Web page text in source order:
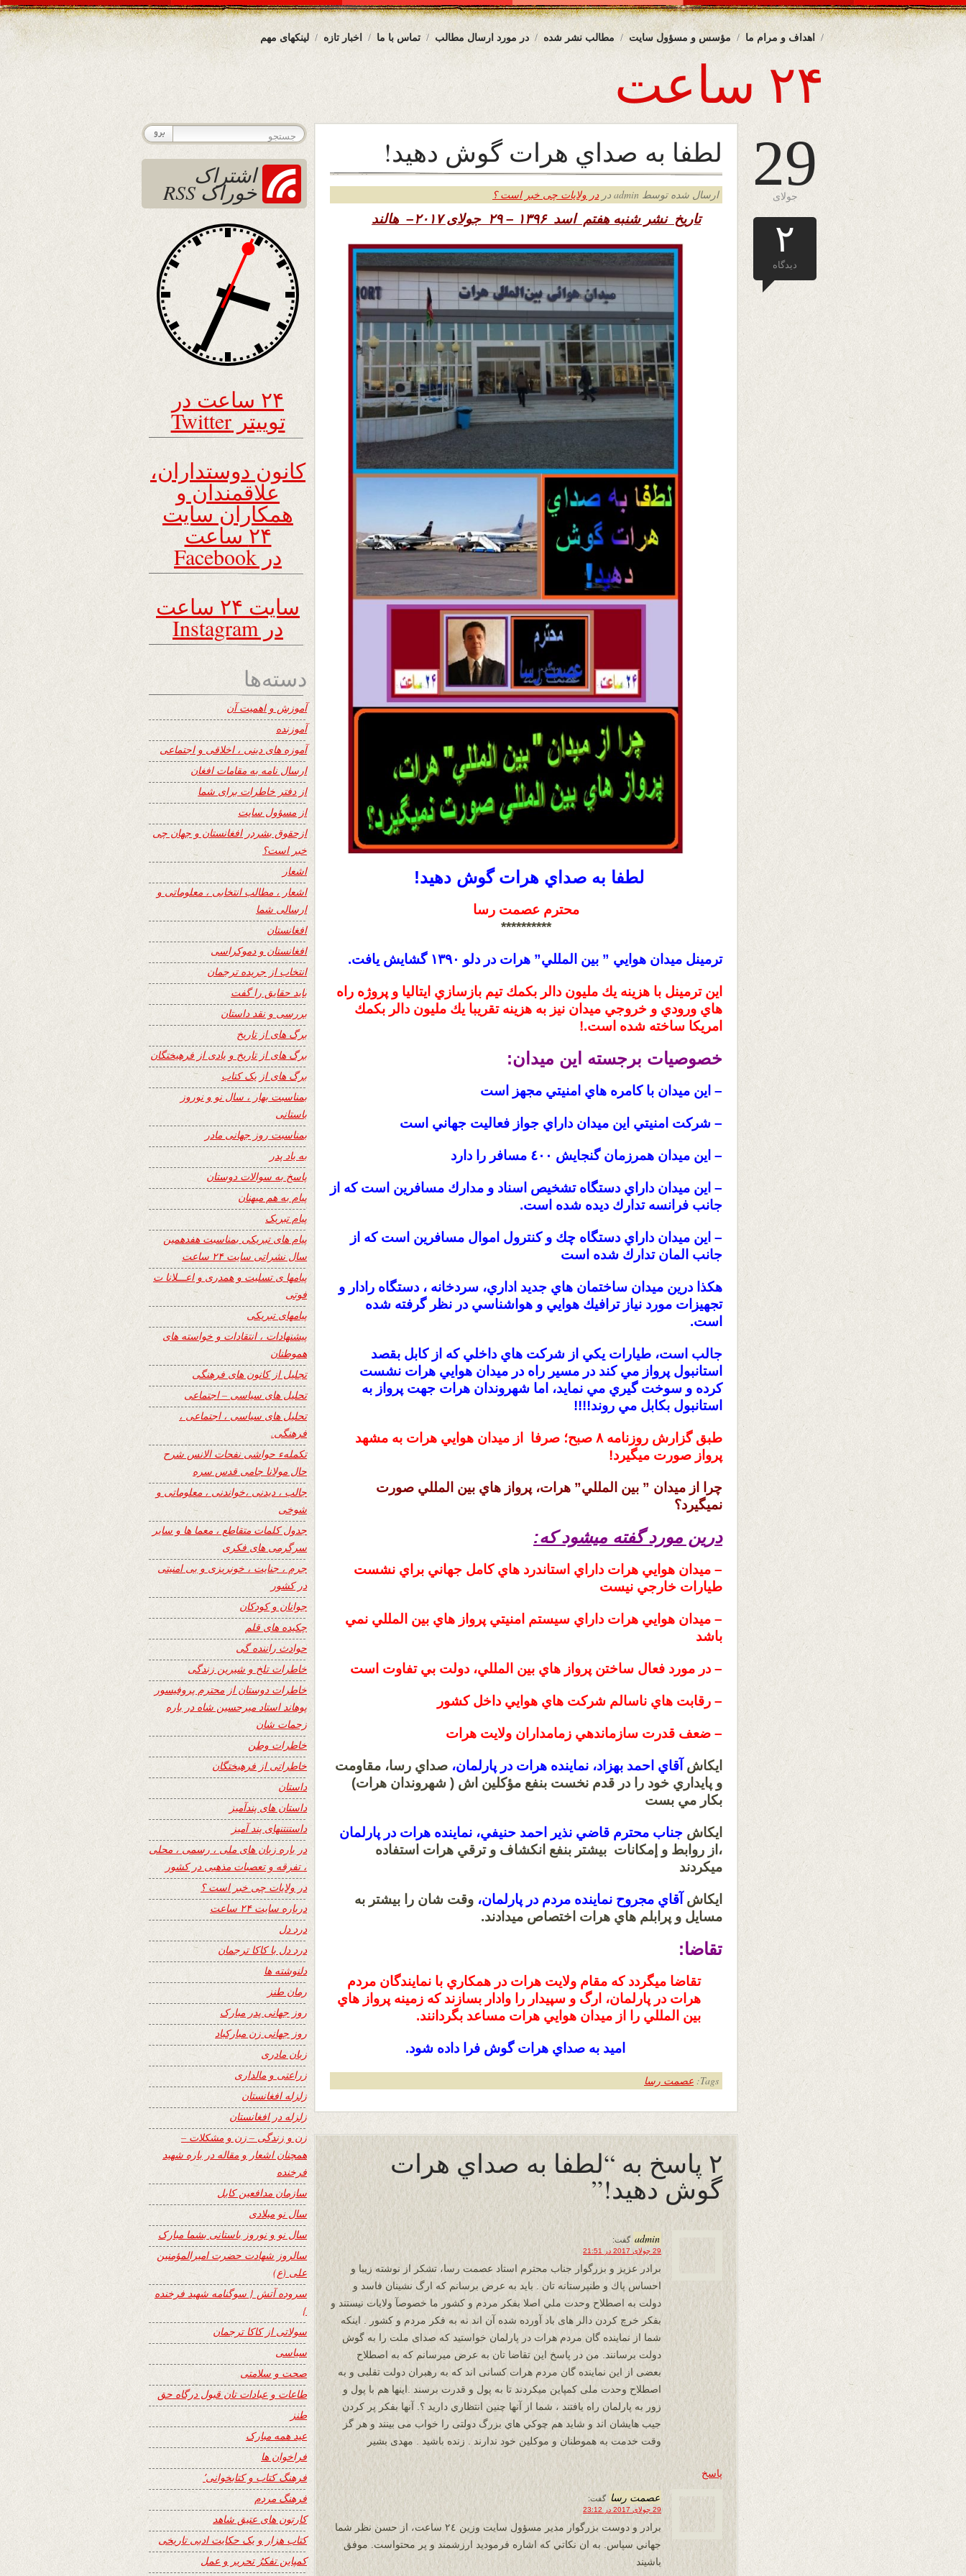
لینکهای مهم اخبار تازه تماس با ما در مورد ارسال مطالب مطالب نشر شده مؤسس و مسؤول سایت اهداف و مرام ما
۲۴ ساعت
29
جولای
۲
دیدگاه
لطفا به صداي هرات گوش دهيد!
ارسال شده توسط admin در در ولایات چی خبر است ؟
تاریخ نشر شنبه هفتم اسد۱۳۹۶ – ۲۹ جولای ۲۰۱۷– هالند
لطفا به صداي هرات گوش دهيد!
محترم عصمت رسا
**********
ترمينل ميدان هوايي ” بين المللي” هرات در دلو ١٣٩٠ گشايش يافت.
اين ترمينل با هزينه يك مليون دالر بكمك تيم بازسازي ايتاليا و پروژه راه
هاي ورودي و خروجي ميدان نيز به هزينه تقريبا يك مليون دالر بكمك
امريكا ساخته شده است.!
خصوصيات برجسته اين ميدان:
– اين ميدان با كامره هاي امنيتي مجهز است
– شركت امنيتي اين ميدان داراي جواز فعاليت جهاني است
– اين ميدان همرزمان گنجايش ٤٠٠ مسافر را دارد
– اين ميدان داراي دستگاه تشخيص اسناد و مدارك مسافرين است كه از
جانب فرانسه تدارك ديده شده است.
– اين ميدان داراي دستگاه چك و كنترول اموال مسافرين است كه از
جانب المان تدارك شده است
هكذا درين ميدان ساختمان هاي جديد اداري، سردخانه ، دستگاه رادار و
تجهيزات مورد نياز ترافيك هوايي و هواشناسي در نظر گرفته شده
است.
جالب است، طيارات يكي از شركت هاي داخلي كه از كابل بقصد
استانبول پرواز مي كند در مسير راه در ميدان هوايي هرات نشست
كرده و سوخت گيري مي نمايد، اما شهروندان هرات جهت پرواز به
استانبول بكابل مي روند!!!!
طبق گزارش روزنامه ٨ صبح؛ صرفا از ميدان هوايي هرات به مشهد
پرواز صورت ميگيرد!
چرا از ميدان ” بين المللي” هرات، پرواز هاي بين المللي صورت
نميگيرد؟
درين مورد گفته ميشود كه:
– ميدان هوايي هرات داراي استاندرد هاي كامل جهاني براي نشست
طيارات خارجي نيست
– ميدان هوايي هرات داراي سيستم امنيتي پرواز هاي بين المللي نمي
باشد
– در مورد فعال ساختن پرواز هاي بين المللي، دولت بي تفاوت است
– رقابت هاي ناسالم شركت هاي هوايي داخل كشور
– ضعف قدرت سازماندهي زمامداران ولايت هرات
ايكاش آقاي احمد بهزاد، نماينده هرات در پارلمان، صداي رسا، مقاومت
و پايداري خود را در قدم نخست بنفع مؤكلين اش ( شهروندان هرات)
بكار مي بست
ايكاش جناب محترم قاضي نذير احمد حنيفي، نماينده هرات در پارلمان
،از روابط و إمكانات بيشتر بنفع انكشاف و ترقي هرات استفاده
ميكردند
ايكاش آقاي مجروح نماينده مردم در پارلمان، وقت شان را بيشتر به
مسايل و پرابلم هاي هرات اختصاص ميدادند.
تقاضا:
تقاضا ميگردد كه مقام ولايت هرات در همكاري با نمايندگان مردم
هرات در پارلمان، ارگ و سپيدار را وادار بسازند كه زمينه پرواز هاي
بين المللي را از ميدان هوايي هرات مساعد بگردانند.
اميد به صداي هرات گوش فرا داده شود.
Tags: عصمت رسا
۲ پاسخ به “لطفا به صداي هرات
گوش دهيد!”
admin گفت:
29 جولای 2017 در 21:51
برادر عزیز و بزرگوار جناب محترم استاد عصمت رسا، تشكر از نوشته زیبا و
احساس پاك و طنپرستانه تان . بايد به عرض برسانم كه ارگ نشینان فاسد و
دولت به اصطلاح وحدت ملي اصلا بفكر مردم و كشور ما خصوصآ ولایات نيستند و
بفکر خرچ کردن دالر های باد آورده شده آن اند نه به فکر مردم و کشور . اینکه
شما از نماینده گان مردم هرات در پارلمان خواستید که صدای ملت را به گوش
دولت برسانند. من در پاسخ این تقاضا تان به عرض میرسانم که به اصطلاح
بعضی از این نماينده گان مردم هرات کسانی اند که به رهبران دولت تقلبی و به
اصطلاح وحدت ملی کمپاین میکردند تا به پول و قدرت برسند .اینها هم با پول و
زور به پارلمان راه يافتند ، شما از آنها چنين انتظاري داريد ؟. آنها بفكر پر كردن
جيب هايشان اند و شاید هم چوكي هاي بزرگ دولتی را خواب می بینند و هر گز
وقت خدمت به هموطنان و موکلین خود ندارند . زنده باشيد . مهدی بشیر
پاسخ
عصمت رسا گفت:
29 جولای 2017 در 23:12
برادر و دوست بزرگوار مدير مسؤول سايت وزين ٢٤ ساعت، از حسن نظر شما
جهاني سپاس. به ان نكاتي كه اشاره فرموديد ارزشمند و پر محتواست. موفق
باشيند
اشتراک
خوراک RSS
۲۴ ساعت در
توییتر Twitter
کانون دوستداران،
علاقمندان و
همکاران سایت
۲۴ ساعت
در Facebook
سایت ۲۴ ساعت
در Instagram
دسته‌ها
آموزش و اهمیت آن
آموزنده
آموزه های دینی ، اخلاقی و اجتماعی
ارسال نامه به مقامات افغان
از دفتر خاطرات برای شما
از مسؤول سایت
ازحقوق بشردر افغانستان و جهان چی
خبر است؟
اشعار
اشعار ، مطالب انتخابی ، معلوماتی و
ارسالی شما
افغانستان
افغانستان و دموکراسی
انتخاب از جریده ترجمان
باید حقایق را گفت
بررسی و نقد داستان
برگ های از تاریخ
برگ های از تاریخ و یادی از فرهیختگان
برگ های از یک کتاب
بمناسبت بهار ، سال نو و نوروز
باستانی
بمناسبت روز جهانی مادر
به یاد پدر
پاسخ به سوالات دوستان
پیام به هم میهنان
پیام تبریک
پیام های تبریکی بمناسبت هفدهمین
سال نشراتی سایت ۲۴ ساعت
پیامها ی تسلیت و همدری و اعـــلانا ت
فوتی
پیامهای تبریکی
پیشنهادات ، انتقادات و خواسته های
هموطنان
تجلیل از کانون های فرهنگی
تحلیل های سیاسی – اجتماعی
تحلیل های سیاسی ، اجتماعی ،
فرهنگی.
تکملهء حواشی نفحات الانس شرح
حال مولانا جامی قدس سره
جالب ، دیدنی ،خواندنی ، معلوماتی و
شوخی
جدول کلمات متقاطع ، معما ها و سایر
سرگرمی های فکری
جرم ، جنایت ، خونریزی و بی امنیتی
در کشور
جوانان و کودکان
چکیده های قلم
حوادث راننده گی
خاطرات تلخ و شیرین زندگی
خاطرات دوستان از محترم پروفیسور
پوهاند استاد میرحسین شاه در باره
زحمات شان
خاطرات وطن
خاطراتی از فرهیختگان
داستان
داستان های پندآمیز
داستنتنهای پند آمیز
در باره زبان های ملی ، رسمی ، محلی
، تفرقه و تعصبات مذهبی در کشور
در ولایات چی خبر است ؟
درباره سایت ۲۴ ساعت
درد دل
درد دل با کاکا ترجمان
دلنوشته ها
رمان طنز
روز جهانی پدر مبارک
روز جهانی زن مبارکباد
زبان مادری
زراعتی و مالداری
زلزله افغانستان
زلزله در افغانستان
زن و زندگی – زن و مشکلات –
همچنان اشعار و مقاله در باره شهید
فرخنده
سازمان مدافعین کابل
سال نو میلادی
سال نو و نوروز باستانی بشما مبارک
سالروز شهادت حضرت امیرالمؤمنین
علی (ع)
سروده آتش { سوگنامه شهید فرخنده
}
سولاتی از کاکا ترجمان
سیاسی
صحت و سلامتی
طاعات و عبادات تان قبول درگاه حق
طنز
عید همه مبارک
فراخوان ها
فرهنگ کتاب و کتابخوانی٬
فرهنگ مردم
کارتون های عتیق شاهد
کتاب هزار و یک حکایت ادبی تاریخی
کمپاین تفکرُ تحریر و عمل